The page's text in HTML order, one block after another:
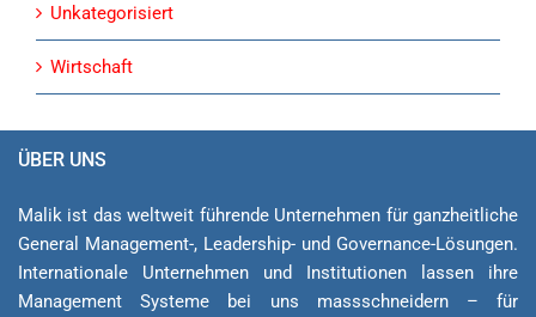
Unkategorisiert
Wirtschaft
ÜBER UNS
Malik ist das weltweit führende Unternehmen für ganzheitliche
General Ma­na­ge­ment-, Lea­der­ship- und Governance-Lösungen.
Internationale Unternehmen und Institutionen lassen ihre
Management Sys­teme bei uns massschneidern – für